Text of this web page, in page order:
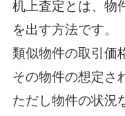
机上査定とは、物
を出す方法です。
類似物件の取引価
その物件の想定さ
ただし物件の状況